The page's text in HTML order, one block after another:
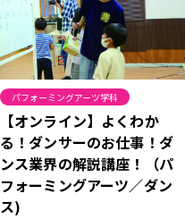
パフォーミングアーツ学科
【オンライン】よくわか
る！ダンサーのお仕事！ダ
ンス業界の解説講座！（パ
フォーミングアーツ／ダン
ス)